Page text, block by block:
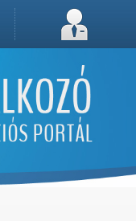
A sütik a weboldal megfelelő működéséhez
Megértettem, folytatás...